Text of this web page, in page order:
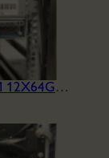
CISCO B200-M4 2XE5-2690 V4, RAM 12X64GB DDR4-2400, SSD 2×1.6TB